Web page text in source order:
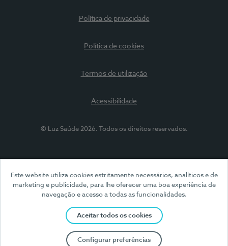
Este website utiliza cookies estritamente necessários, analíticos e de
marketing e publicidade, para lhe oferecer uma boa experiência de
navegação e acesso a todas as funcionalidades.
Aceitar todos os cookies
Configurar preferências
Política de privacidade
Política de cookies
Termos de utilização
Acessibilidade
© Luz Saúde 2026. Todos os direitos reservados.